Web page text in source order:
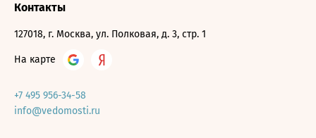
Контакты
127018, г. Москва, ул. Полковая, д. 3, стр. 1
На карте
+7 495 956-34-58
info@vedomosti.ru